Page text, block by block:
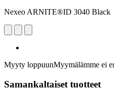
Nexeo ARNITE®ID 3040 Black
Myyty loppuunMyymälämme ei
Samankaltaiset tuotteet